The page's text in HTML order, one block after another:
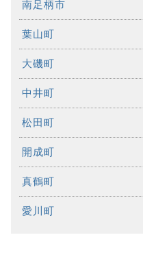
南足柄市
葉山町
大磯町
中井町
松田町
開成町
真鶴町
愛川町